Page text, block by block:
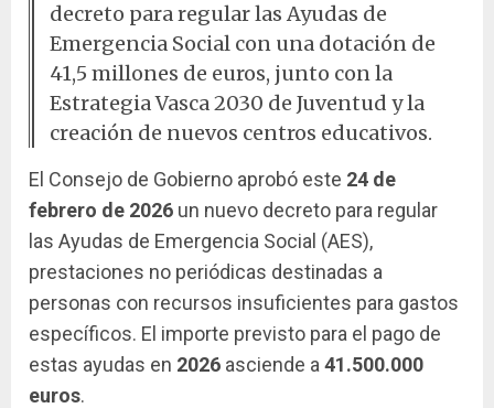
decreto para regular las Ayudas de
Emergencia Social con una dotación de
41,5 millones de euros, junto con la
Estrategia Vasca 2030 de Juventud y la
creación de nuevos centros educativos.
El Consejo de Gobierno aprobó este 24 de
febrero de 2026 un nuevo decreto para regular
las Ayudas de Emergencia Social (AES),
prestaciones no periódicas destinadas a
personas con recursos insuficientes para gastos
específicos. El importe previsto para el pago de
estas ayudas en 2026 asciende a 41.500.000
euros.